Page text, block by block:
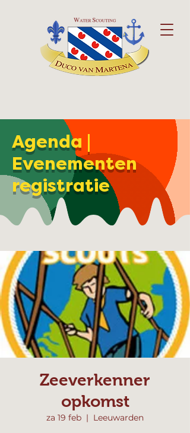
Agenda |
Evenementen
registratie
Zeeverkenner
opkomst
za 19 feb
  |
Leeuwarden